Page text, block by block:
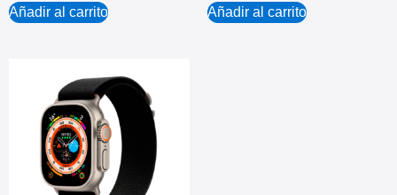
Añadir al carrito Añadir al carrito